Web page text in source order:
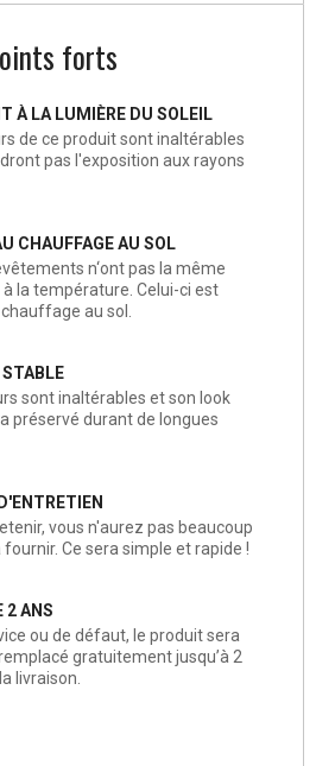
forts
À LA LUMIÈRE DU SOLEIL
de ce produit sont inaltérables
pas l'exposition aux rayons
CHAUFFAGE AU SOL
n‘ont pas la même
la température. Celui-ci est
au sol.
sont inaltérables et son look
préservé durant de longues
vous n'aurez pas beaucoup
Ce sera simple et rapide !
2 ANS
ou de défaut, le produit sera
gratuitement jusqu’à 2
livraison.